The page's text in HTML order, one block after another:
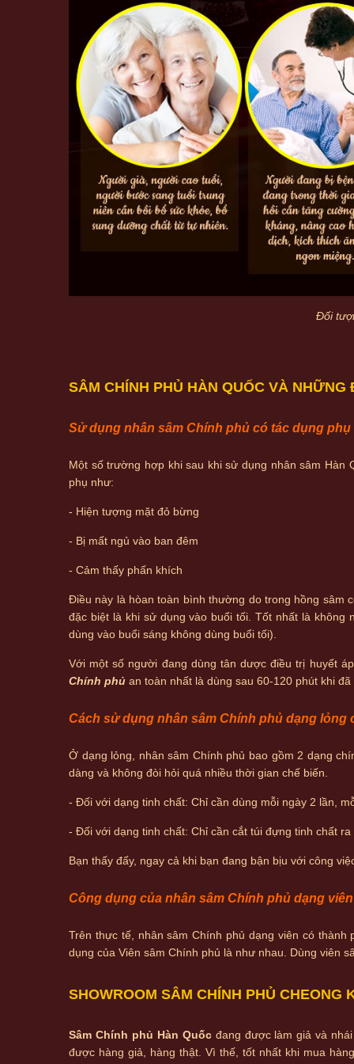
Đối
SÂM CHÍNH PHỦ HÀN QUỐC VÀ NHỮNG
Sử dụng nhân sâm Chính phủ có tác dụng
Một số trường hợp khi sau khi sử dụng nhân sâm Hàn
phụ như:
- Hiện tượng mặt đỏ bừng
- Bị mất ngủ vào ban đêm
- Cảm thấy phấn khích
Điều này là hòan toàn bình thường do trong hồng sâm
đặc biệt là khi sử dụng vào buổi tối. Tốt nhất là
dùng vào buổi sáng không dùng buổi tối).
Với một số người đang dùng tân dược điều trị huyết
Chính phủ an toàn nhất là dùng sau 60-120 phút khi
Cách sử dụng nhân sâm Chính phủ dạng lỏng
Ở dạng lỏng, nhân sâm Chính phủ bao gồm 2 dạng
dàng và không đòi hỏi quá nhiều thời gian chế biến.
- Đối với dạng tinh chất: Chỉ cần dùng mỗi ngày 2 lần,
- Đối với dạng tinh chất: Chỉ cần cắt túi đựng tinh chất
Bạn thấy đấy, ngay cả khi bạn đang bận bịu với công
Công dụng của nhân sâm Chính phủ dạng
Trên thực tế, nhân sâm Chính phủ dạng viên có
dụng của Viên sâm Chính phủ là như nhau. Dùng viên
SHOWROOM SÂM CHÍNH PHỦ CHEONG
Sâm Chính phủ Hàn Quốcđang được làm giả và
được hàng giả, hàng thật. Vì thế, tốt nhất khi mua